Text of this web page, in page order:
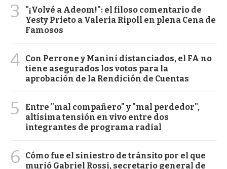
3
"¡Volvé a Adeom!": el filoso comentario de
Yesty Prieto a Valeria Ripoll en plena Cena de
Famosos
4 Con Perrone y Manini distanciados, el FA no
tiene asegurados los votos para la
aprobación de la Rendición de Cuentas
5
Entre "mal compañero" y "mal perdedor",
altísima tensión en vivo entre dos
integrantes de programa radial
6
Cómo fue el siniestro de tránsito por el que
murió Gabriel Rossi, secretario general de